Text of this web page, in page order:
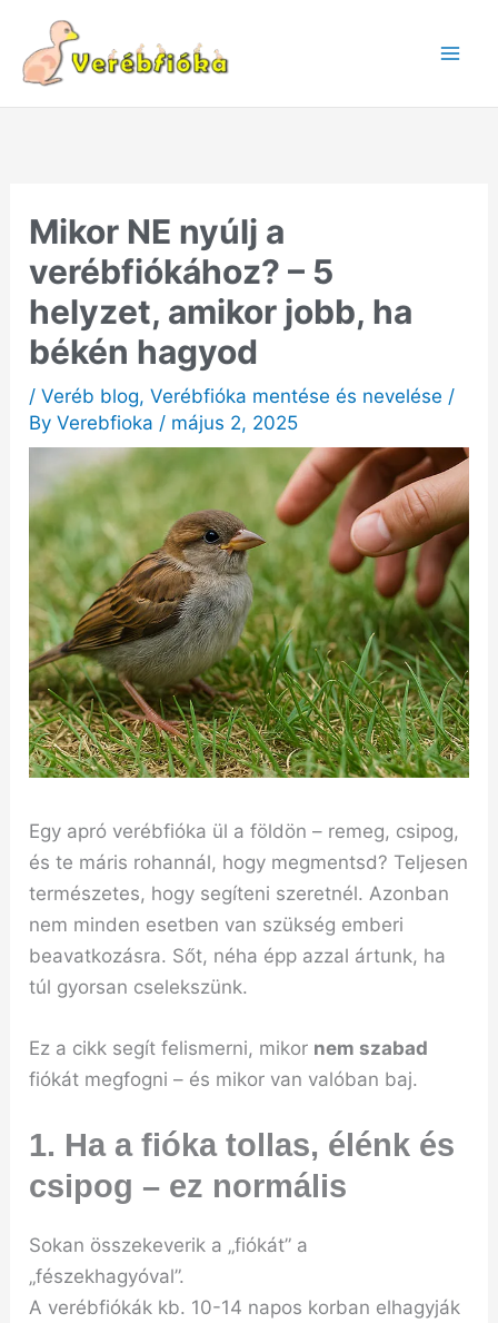
content
Mikor NE nyúlj a
verébfiókához? – 5
helyzet, amikor jobb, ha
békén hagyod
/Veréb blog,Verébfióka mentése és nevelése /
ByVerebfioka / május 2, 2025
Egy apró verébfióka ül a földön – remeg, csipog,
és te máris rohannál, hogy megmentsd? Teljesen
természetes, hogy segíteni szeretnél. Azonban
nem minden esetben van szükség emberi
beavatkozásra. Sőt, néha épp azzal ártunk, ha
túl gyorsan cselekszünk.
Ez a cikk segít felismerni, mikor nem szabad
fiókát megfogni – és mikor van valóban baj.
1. Ha a fiókatollas, élénk és
csipog – ez normális
Sokan összekeverik a „fiókát” a
„fészekhagyóval”.
A verébfiókák kb. 10-14 napos korban elhagyják